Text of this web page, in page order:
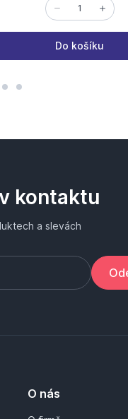
Do košíku
kontaktu
a slevách
O nás